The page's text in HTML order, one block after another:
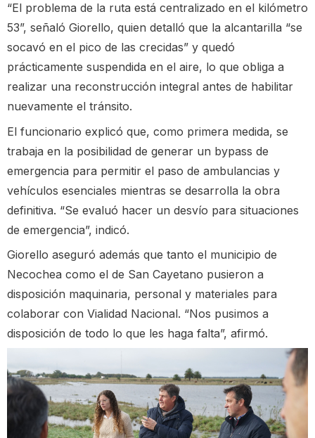
“El problema de la ruta está centralizado en el kilómetro
53”, señaló Giorello, quien detalló que la alcantarilla “se
socavó en el pico de las crecidas” y quedó
prácticamente suspendida en el aire, lo que obliga a
realizar una reconstrucción integral antes de habilitar
nuevamente el tránsito.
El funcionario explicó que, como primera medida, se
trabaja en la posibilidad de generar un bypass de
emergencia para permitir el paso de ambulancias y
vehículos esenciales mientras se desarrolla la obra
definitiva. “Se evaluó hacer un desvío para situaciones
de emergencia”, indicó.
Giorello aseguró además que tanto el municipio de
Necochea como el de San Cayetano pusieron a
disposición maquinaria, personal y materiales para
colaborar con Vialidad Nacional. “Nos pusimos a
disposición de todo lo que les haga falta”, afirmó.